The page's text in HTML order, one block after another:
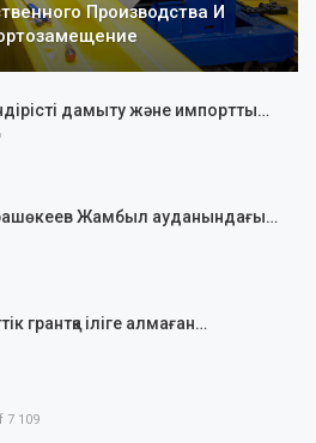
Производства И
дамыту және импортты…
Жамбыл ауданындағы…
грантқа іліге алмаған…
7 109